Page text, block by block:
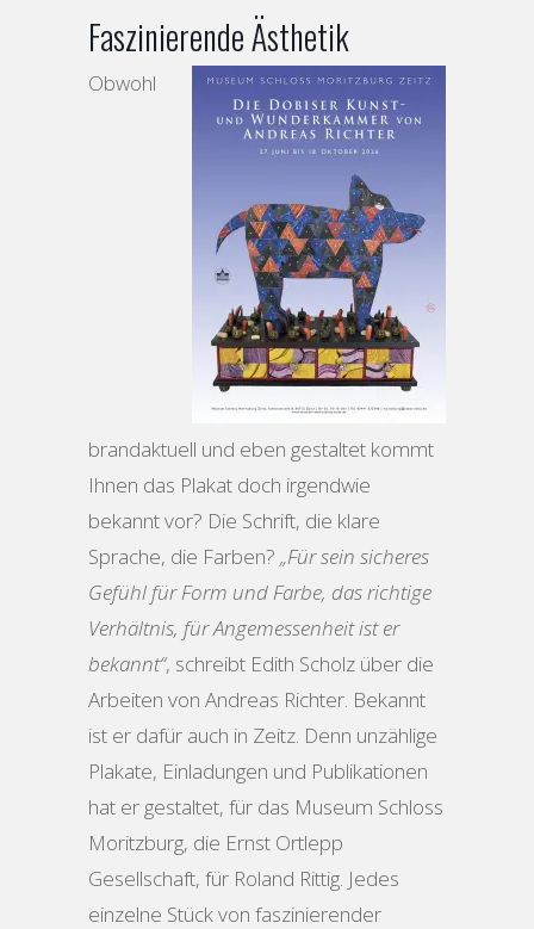
Faszinierende Ästhetik
Obwohl
brandaktuell und eben gestaltet kommt
Ihnen das Plakat doch irgendwie
bekannt vor? Die Schrift, die klare
Sprache, die Farben? „Für sein sicheres
Gefühl für Form und Farbe, das richtige
Verhältnis, für Angemessenheit ist er
bekannt“, schreibt Edith Scholz über die
Arbeiten von Andreas Richter. Bekannt
ist er dafür auch in Zeitz. Denn unzählige
Plakate, Einladungen und Publikationen
hat er gestaltet, für das Museum Schloss
Moritzburg, die Ernst Ortlepp
Gesellschaft, für Roland Rittig. Jedes
einzelne Stück von faszinierender